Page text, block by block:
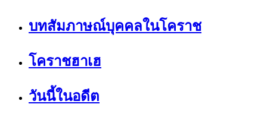
บทสัมภาษณ์บุคคลในโคราช
โคราชฮาเฮ
วันนี้ในอดีต